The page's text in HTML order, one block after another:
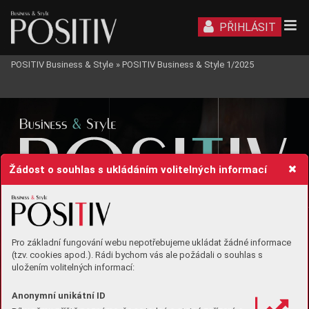
Žádost o souhlas s ukládáním volitelných informací
Pro základní fungování webu nepotřebujeme ukládat žádné informace
(tzv. cookies apod.). Rádi bychom vás ale požádali o souhlas s
uložením volitelných informací:
Anonymní unikátní ID
Zrození
W OODARÉNY
PŘIHLÁSIT
POSITIV Business & Style » POSITIV Business & Style 1/2025